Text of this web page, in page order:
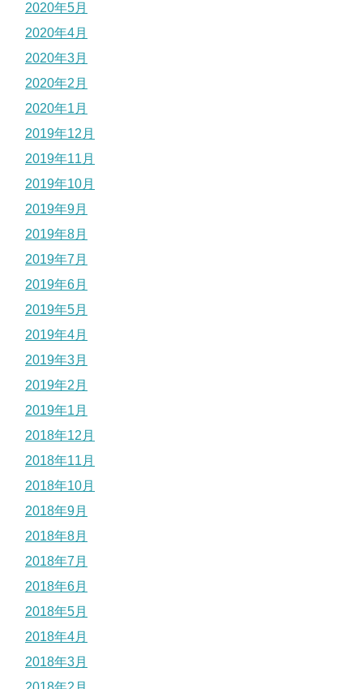
2020年5月
2020年4月
2020年3月
2020年2月
2020年1月
2019年12月
2019年11月
2019年10月
2019年9月
2019年8月
2019年7月
2019年6月
2019年5月
2019年4月
2019年3月
2019年2月
2019年1月
2018年12月
2018年11月
2018年10月
2018年9月
2018年8月
2018年7月
2018年6月
2018年5月
2018年4月
2018年3月